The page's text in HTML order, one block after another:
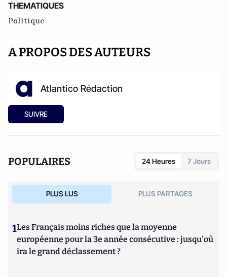
THEMATIQUES
Politique
A PROPOS DES AUTEURS
Atlantico Rédaction
SUIVRE
POPULAIRES 24 Heures 7 Jours
PLUS LUS PLUS PARTAGES
1Les Français moins riches que la moyenne
européenne pour la 3e année consécutive : jusqu'où
ira le grand déclassement ?